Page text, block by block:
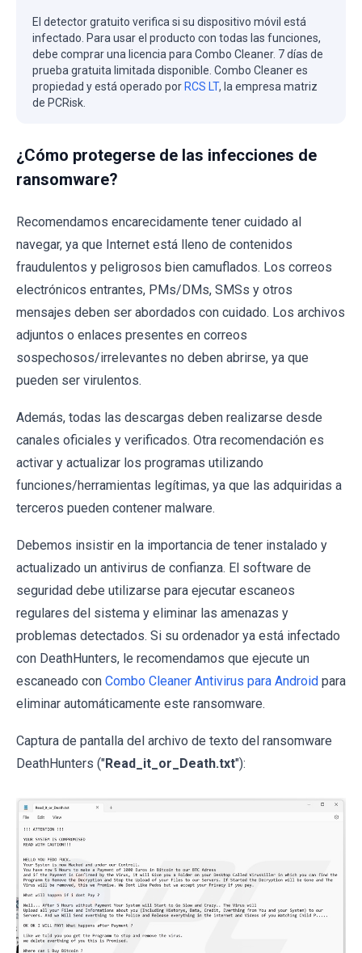
El detector gratuito verifica si su dispositivo móvil está
infectado. Para usar el producto con todas las funciones,
debe comprar una licencia para Combo Cleaner. 7 días de
prueba gratuita limitada disponible. Combo Cleaner es
propiedad y está operado por RCS LT, la empresa matriz
de PCRisk.
¿Cómo protegerse de las infecciones de
ransomware?
Recomendamos encarecidamente tener cuidado al
navegar, ya que Internet está lleno de contenidos
fraudulentos y peligrosos bien camuflados. Los correos
electrónicos entrantes, PMs/DMs, SMSs y otros
mensajes deben ser abordados con cuidado. Los archivos
adjuntos o enlaces presentes en correos
sospechosos/irrelevantes no deben abrirse, ya que
pueden ser virulentos.
Además, todas las descargas deben realizarse desde
canales oficiales y verificados. Otra recomendación es
activar y actualizar los programas utilizando
funciones/herramientas legítimas, ya que las adquiridas a
terceros pueden contener malware.
Debemos insistir en la importancia de tener instalado y
actualizado un antivirus de confianza. El software de
seguridad debe utilizarse para ejecutar escaneos
regulares del sistema y eliminar las amenazas y
problemas detectados. Si su ordenador ya está infectado
con DeathHunters, le recomendamos que ejecute un
escaneado con Combo Cleaner Antivirus para Android para
eliminar automáticamente este ransomware.
Captura de pantalla del archivo de texto del ransomware
DeathHunters ("Read_it_or_Death.txt"):